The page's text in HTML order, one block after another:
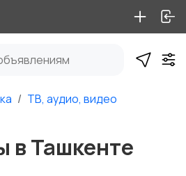
ТВ, аудио, видео
в Ташкенте